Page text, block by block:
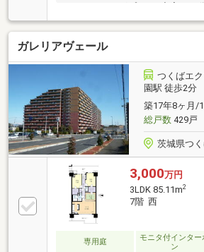
ルフローリングプラン●充実した
載（キッチンカップボード、エ
ッチンには浄水器一体型水栓・
搭載●リビングには足元から体を
暖房を完備●広々14×18サイズの
り●天井高2.5ｍ以上の開放感あ
出し可能●不在時にも荷物が受け
をご用意●豊富な共用施設をご用
オ、スイートベース等)●ペット飼
り）
ガレリアヴェール
つくばエ
園駅 徒歩2分
築17年8ヶ月/
総戸数429戸
茨城県つ
3,000万円
3LDK 85.11m2
7階 西
専用庭
モニタ付インター
ン